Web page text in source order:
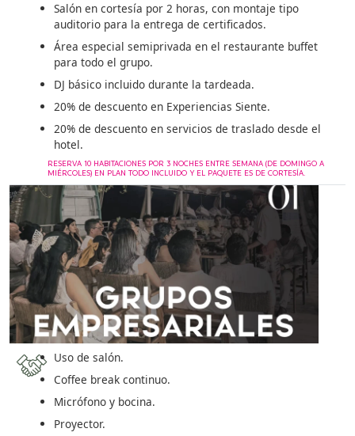
Salón en cortesía por 2 horas, con montaje tipo
auditorio para la entrega de certificados.
Área especial semiprivada en el restaurante buffet
para todo el grupo.
DJ básico incluido durante la tardeada.
20% de descuento en Experiencias Siente.
20% de descuento en servicios de traslado desde el
hotel.
RESERVA 10 HABITACIONES POR 3 NOCHES ENTRE SEMANA (DE DOMINGO A
MIÉRCOLES) EN PLAN TODO INCLUIDO Y EL PAQUETE ES DE CORTESÍA.
Uso de salón.
Coffee break continuo.
Micrófono y bocina.
Proyector.